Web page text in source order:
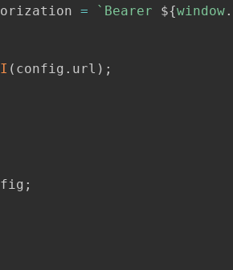
= ` Bearer ${window.
( config . url ) ;
;